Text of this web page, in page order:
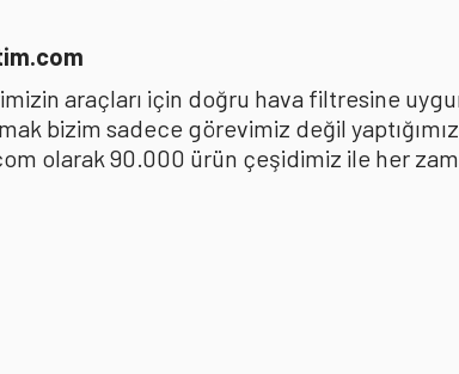
araçları için doğru hava filtresine
bizim sadece görevimiz değil
olarak 90.000 ürün çeşidimiz ile her